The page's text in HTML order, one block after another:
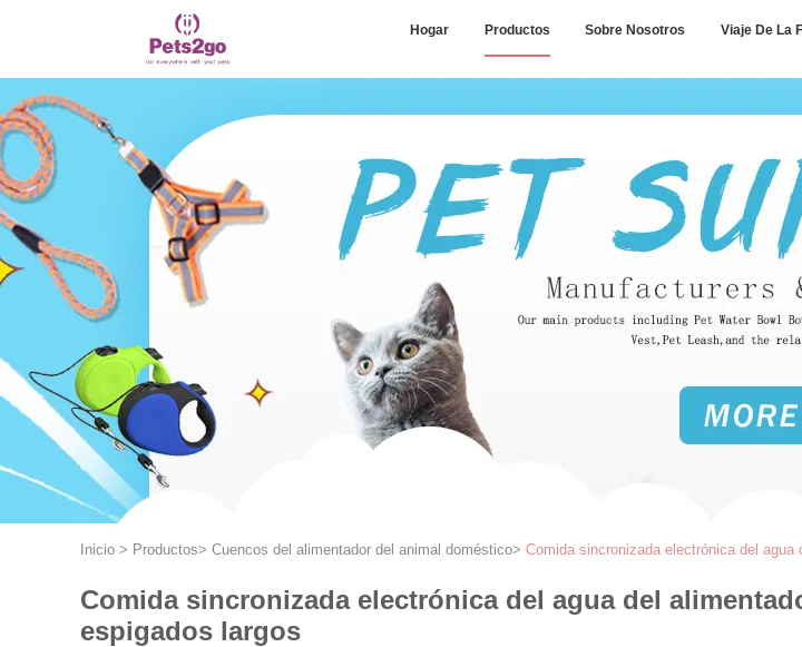
Hogar Productos Sobre Nosotros Viaje De La
Inicio > Productos> Cuencos del alimentador del animal doméstico> Comida sincronizada electrónica del
Comida sincronizada electrónica del agua del
espigados largos